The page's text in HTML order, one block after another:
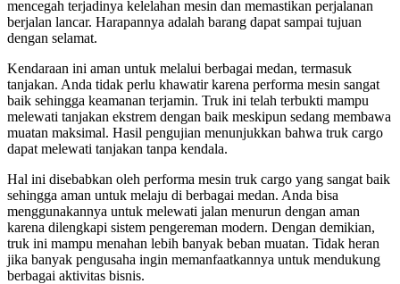
mencegah terjadinya kelelahan mesin dan memastikan perjalanan
berjalan lancar. Harapannya adalah barang dapat sampai tujuan
dengan selamat.
Kendaraan ini aman untuk melalui berbagai medan, termasuk
tanjakan. Anda tidak perlu khawatir karena performa mesin sangat
baik sehingga keamanan terjamin. Truk ini telah terbukti mampu
melewati tanjakan ekstrem dengan baik meskipun sedang membawa
muatan maksimal. Hasil pengujian menunjukkan bahwa truk cargo
dapat melewati tanjakan tanpa kendala.
Hal ini disebabkan oleh performa mesin truk cargo yang sangat baik
sehingga aman untuk melaju di berbagai medan. Anda bisa
menggunakannya untuk melewati jalan menurun dengan aman
karena dilengkapi sistem pengereman modern. Dengan demikian,
truk ini mampu menahan lebih banyak beban muatan. Tidak heran
jika banyak pengusaha ingin memanfaatkannya untuk mendukung
berbagai aktivitas bisnis.